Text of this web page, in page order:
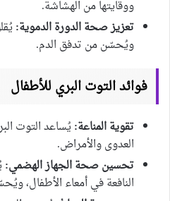
ووقايتها من الهشاشة.
تعزيز صحة الدورة الدموية:
ويُحسّن من تدفق الدم.
فوائد التوت البري للأطفال
تقوية المناعة:يُساعد التوت
العدوى والأمراض.
تحسين صحة الجهاز الهضمي:
النافعة في أمعاء الأطفال،